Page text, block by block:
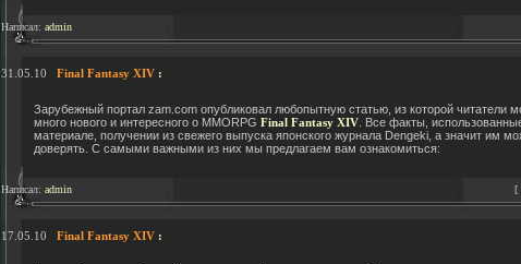
Написал: admin
31.05.10 Final Fantasy XIV :
Зарубежный портал zam.com опубликовал любопытную статью, из которой читатели
много нового и интересного о MMORPG Final Fantasy XIV . Все факты,
материале, получении из свежего выпуска японского журнала Dengeki, а значит им
доверять. С самыми важными из них мы предлагаем вам ознакомиться:
Написал: admin [
17.05.10 Final Fantasy XIV :